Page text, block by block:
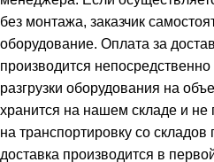
без монтажа, заказчик
оборудование. Оплата за
производится
разгрузки оборудования на
хранится на нашем складе и не
на транспортировку со
доставка производится в